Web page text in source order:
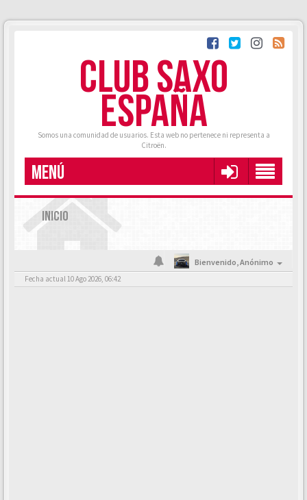
CLUB SAXO
ESPAÑA
Somos una comunidad de usuarios. Esta web no pertenece ni representa a
Citroën.
MENÚ
INICIO
Bienvenido,Anónimo
Fecha actual 10 Ago 2026, 06:42